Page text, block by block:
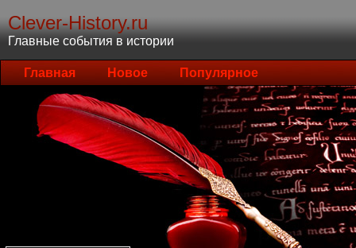
Clever-History.ru
Главные события в истории
Главная Новое Популярное